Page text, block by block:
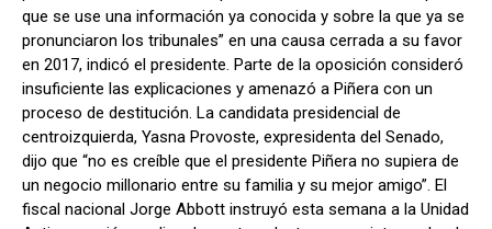
que se use una información ya conocida y sobre la que ya se
pronunciaron los tribunales” en una causa cerrada a su favor
en 2017, indicó el presidente. Parte de la oposición consideró
insuficiente las explicaciones y amenazó a Piñera con un
proceso de destitución. La candidata presidencial de
centroizquierda, Yasna Provoste, expresidenta del Senado,
dijo que “no es creíble que el presidente Piñera no supiera de
un negocio millonario entre su familia y su mejor amigo”. El
fiscal nacional Jorge Abbott instruyó esta semana a la Unidad